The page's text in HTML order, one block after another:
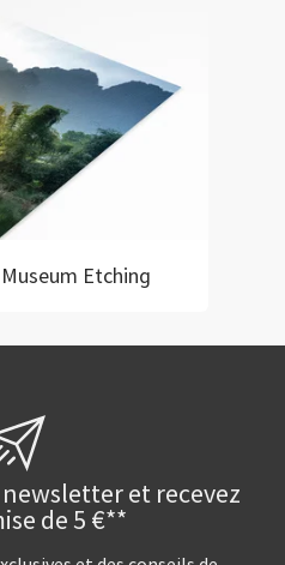
Etching
et recevez
de 5 €**